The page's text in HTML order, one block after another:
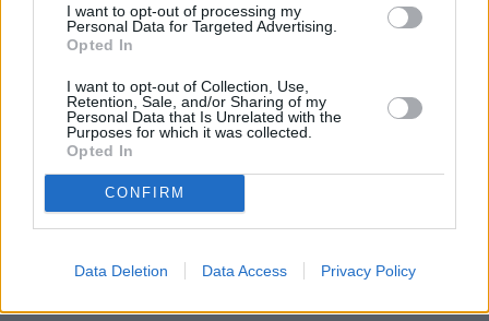
I want to opt-out of processing my
Personal Data for Targeted Advertising.
Opted In
I want to opt-out of Collection, Use,
Retention, Sale, and/or Sharing of my
Personal Data that Is Unrelated with the
Purposes for which it was collected.
Opted In
CONFIRM
Data Deletion Data Access Privacy Policy
Prima sport - co nabídne v prvním
vysílacím týdnu
Kdy a kde bude Prima sport k
naladění na Skylinku
Parabola.cz- web o satelitní, terestrické a kabelové televizi, ©
O webu parabola.cz• O souborech cookies• Inzerce
Kontakt
Dovolená u moře •Bazény